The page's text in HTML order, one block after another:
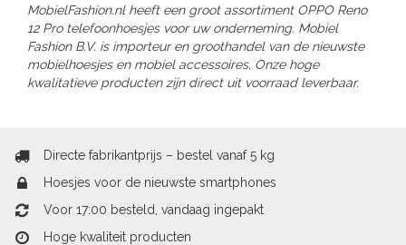
MobielFashion.nl heeft een groot assortiment OPPO Reno
12 Pro telefoonhoesjes voor uw onderneming. Mobiel
Fashion B.V. is importeur en groothandel van de nieuwste
mobielhoesjes en mobiel accessoires. Onze hoge
kwalitatieve producten zijn direct uit voorraad leverbaar.
Directe fabrikantprijs – bestel vanaf 5 kg
Hoesjes voor de nieuwste smartphones
Voor 17:00 besteld, vandaag ingepakt
Hoge kwaliteit producten